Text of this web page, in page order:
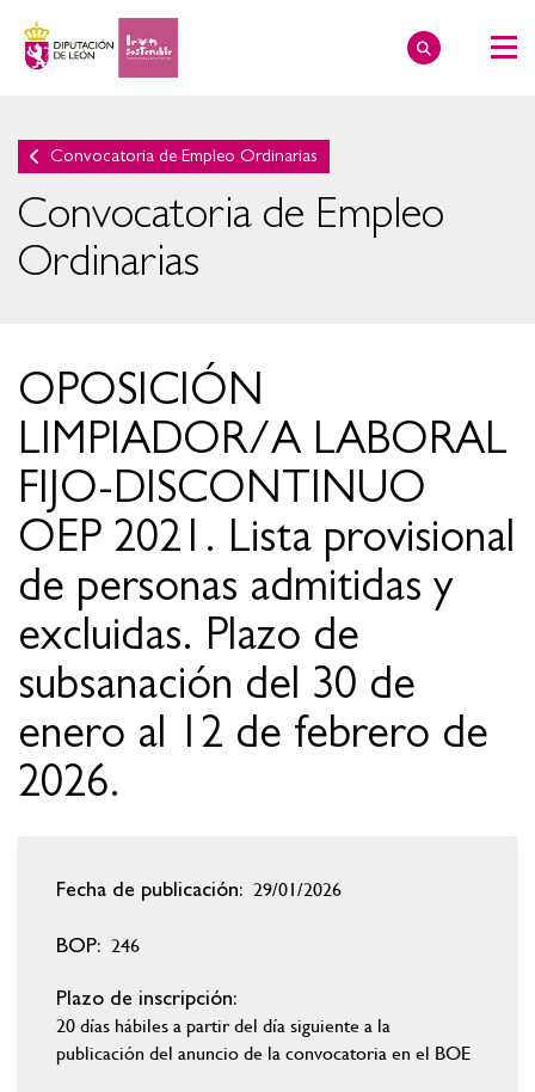
Convocatoria de Empleo Ordinarias
Convocatoria de Empleo
Ordinarias
OPOSICIÓN
LIMPIADOR/A LABORAL
FIJO-DISCONTINUO
OEP 2021. Lista provisional
de personas admitidas y
excluidas. Plazo de
subsanación del 30 de
enero al 12 de febrero de
2026.
Fecha de publicación: 29/01/2026
BOP: 246
Plazo de inscripción:
20 días hábiles a partir del día siguiente a la
publicación del anuncio de la convocatoria en el BOE